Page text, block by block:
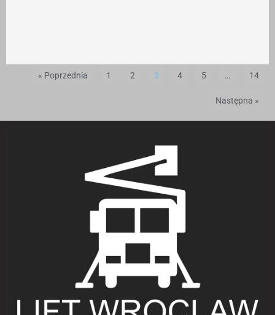
« Poprzednia 1 2 3 4 5 … 14
Następna »